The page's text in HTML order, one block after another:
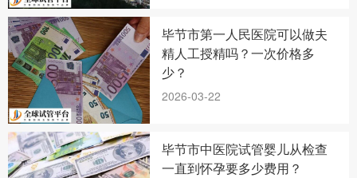
毕节市第一人民医院可以做夫
精人工授精吗？一次价格多
少？
2026-03-22
毕节市中医院试管婴儿从检查
一直到怀孕要多少费用？